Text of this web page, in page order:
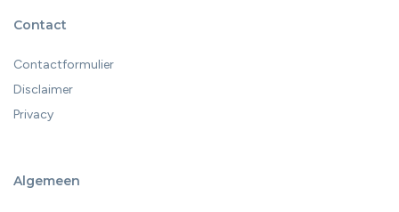
Contact
Contactformulier
Disclaimer
Privacy
Algemeen